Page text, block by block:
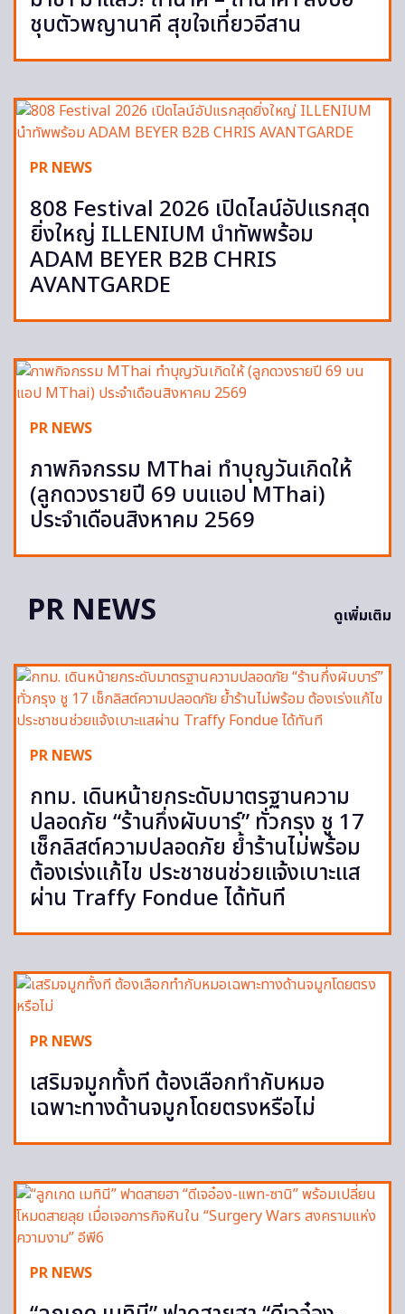
ชุบตัวพญานาคี สุขใจเที่ยวอีสาน
PR NEWS
808 Festival 2026 เปิดไลน์อัปแรกสุด
ยิ่งใหญ่ ILLENIUM นำทัพพร้อม
ADAM BEYER B2B CHRIS
AVANTGARDE
PR NEWS
ภาพกิจกรรม MThai ทำบุญวันเกิดให้
(ลูกดวงรายปี 69 บนแอป MThai)
ประจำเดือนสิงหาคม 2569
PR NEWS ดูเพิ่มเติม
PR NEWS
กทม. เดินหน้ายกระดับมาตรฐานความ
ปลอดภัย “ร้านกึ่งผับบาร์” ทั่วกรุง ชู 17
เช็กลิสต์ความปลอดภัย ย้ำร้านไม่พร้อม
ต้องเร่งแก้ไข ประชาชนช่วยแจ้งเบาะแส
ผ่าน Traffy Fondue ได้ทันที
PR NEWS
เสริมจมูกทั้งที ต้องเลือกทำกับหมอ
เฉพาะทางด้านจมูกโดยตรงหรือไม่
PR NEWS